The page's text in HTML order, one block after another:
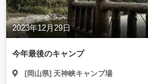
2023年12月29日
今年最後のキャンプ
[岡山県] 天神峡キャンプ場